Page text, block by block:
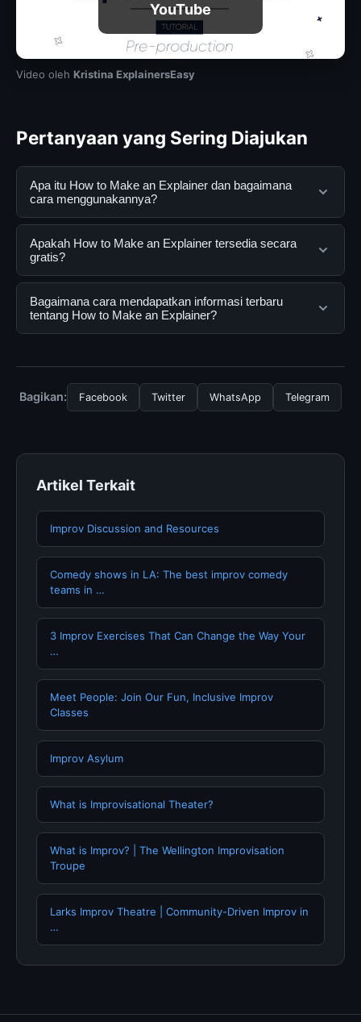
YouTube
Video oleh Kristina ExplainersEasy
Pertanyaan yang Sering Diajukan
Apa itu How to Make an Explainer dan bagaimana
cara menggunakannya?
How to Make an Explainer adalah layanan digital yang
dirancang untuk membantu pengguna mendapatkan
informasi lengkap dan terpercaya. Anda dapat
menggunakannya dengan mengunjungi situs resmi dan
mengikuti panduan yang tersedia.
Apakah How to Make an Explainer tersedia secara
gratis?
Ya, How to Make an Explainer dapat diakses secara
gratis oleh semua pengguna. Tidak ada biaya
tersembunyi atau langganan yang diperlukan untuk
Bagaimana cara mendapatkan informasi terbaru
tentang How to Make an Explainer?
resmi kami secara berkala. Kami selalu memperbarui
konten dengan informasi terkini dan terpercaya.
Bagikan: Facebook Twitter WhatsApp Telegram
Artikel Terkait
Improv Discussion and Resources
Comedy shows in LA: The best improv comedy
teams in …
3 Improv Exercises That Can Change the Way Your
…
Meet People: Join Our Fun, Inclusive Improv
Classes
Improv Asylum
What is Improvisational Theater?
What is Improv? | The Wellington Improvisation
Troupe
Larks Improv Theatre | Community-Driven Improv in
…